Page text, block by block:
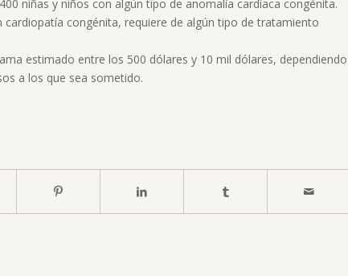
niñas y niños con algún tipo de anomalía cardíaca congénita.
congénita, requiere de algún tipo de tratamiento
estimado entre los 500 dólares y 10 mil dólares, dependiendo
a los que sea sometido.